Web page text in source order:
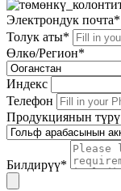
Электрондук почта*
Толук аты*
Өлкө/Регион*
Индекс
Телефон
Продукциянын түрү
Билдирүү*